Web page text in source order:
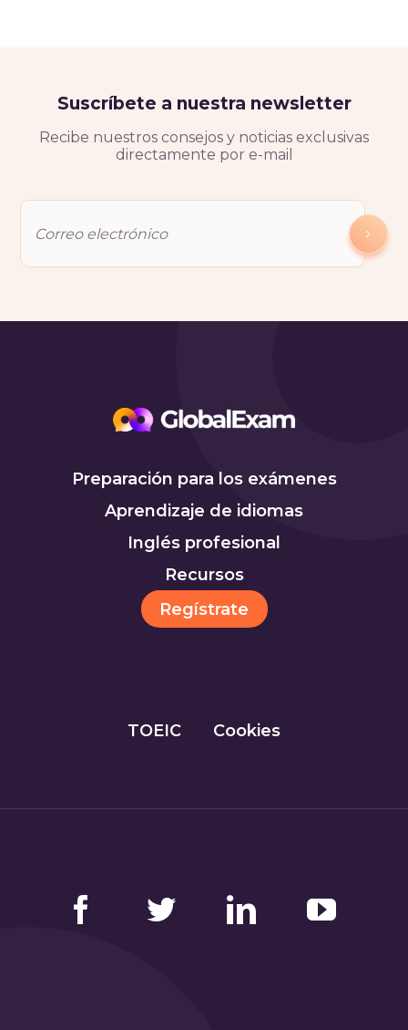
Suscríbete a nuestra newsletter
Recibe nuestros consejos y noticias exclusivas
directamente por e-mail
Preparación para los exámenes
Aprendizaje de idiomas
Inglés profesional
Recursos
Regístrate
TOEIC Cookies